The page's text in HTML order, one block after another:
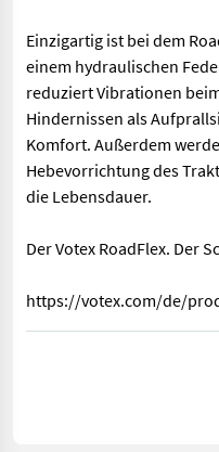
Einzigartig ist bei dem
einem hydraulischen
reduziert Vibrationen
Hindernissen als
Komfort. Außerdem
Hebevorrichtung des
die Lebensdauer.
Der Votex RoadFlex. Der
https://votex.com/de/
Baujahr 2017, Als Heck